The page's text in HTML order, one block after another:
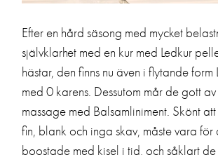
Efter en hård säsong med mycket
självklarhet med en kur med Ledkur
hästar, den finns nu även i flytande form
med 0 karens. Dessutom mår de gott
massage med Balsamliniment. Skönt
fin, blank och inga skav, måste vara för
boostade med kisel i tid, och såklart de
Här hittar du det som hjälper
återhämta sig under vinter.
Till butiken!